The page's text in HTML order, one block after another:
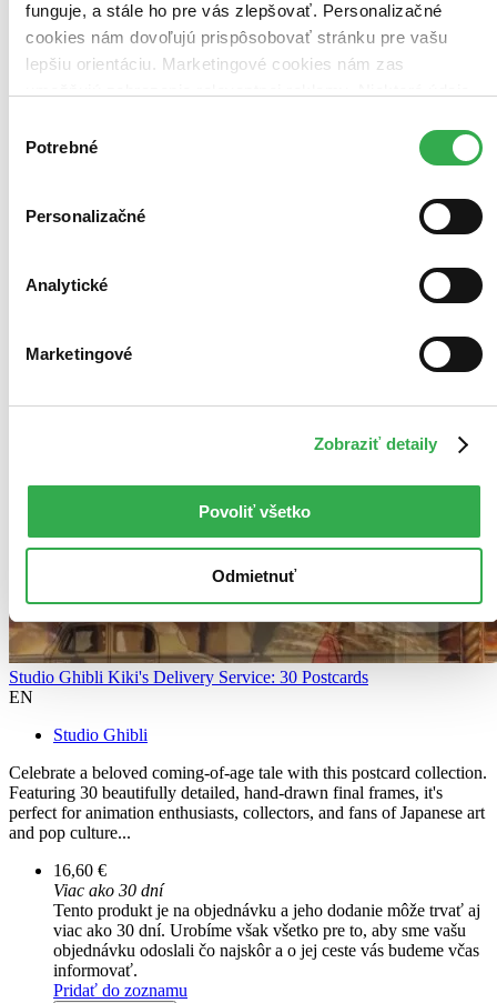
funguje, a stále ho pre vás zlepšovať. Personalizačné
cookies nám dovoľujú prispôsobovať stránku pre vašu
lepšiu orientáciu. Marketingové cookies nám zas
keby sme mohli používať všetky tieto cookies. Ďakujeme!
súhlasu
Potrebné
Personalizačné
Analytické
Marketingové
Zobraziť detaily
Povoliť všetko
Odmietnuť
Studio Ghibli Kiki's Delivery Service: 30 Postcards
EN
Studio Ghibli
Celebrate a beloved coming-of-age tale with this postcard collection.
Featuring 30 beautifully detailed, hand-drawn final frames, it's
perfect for animation enthusiasts, collectors, and fans of Japanese art
and pop culture...
16,60 €
Viac ako 30 dní
Tento produkt je na objednávku a jeho dodanie môže trvať aj
viac ako 30 dní. Urobíme však všetko pre to, aby sme vašu
objednávku odoslali čo najskôr a o jej ceste vás budeme včas
informovať.
Pridať do zoznamu